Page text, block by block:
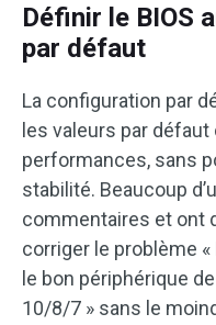
Définir le BIOS
par défaut
La configuration par
les valeurs par
performances, sans
stabilité. Beaucoup
commentaires et ont
corriger le problème
le bon périphérique
10/8/7 » sans le